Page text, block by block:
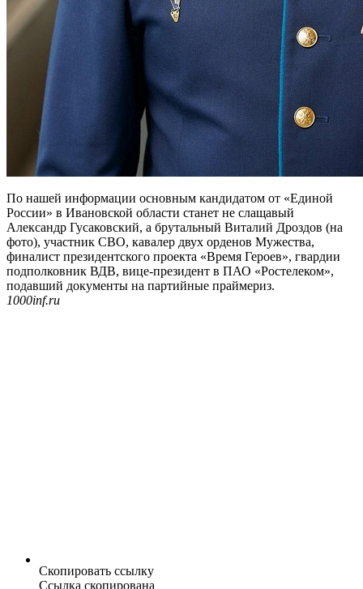
По нашей информации основным кандидатом от «Единой
России» в Ивановской области станет не слащавый
Александр Гусаковский, а брутальный Виталий Дроздов (на
фото), участник СВО, кавалер двух орденов Мужества,
финалист президентского проекта «Время Героев», гвардии
подполковник ВДВ, вице-президент в ПАО «Ростелеком»,
подавший документы на партийные праймериз.
1000inf.ru
Скопировать ссылку
Ссылка скопирована